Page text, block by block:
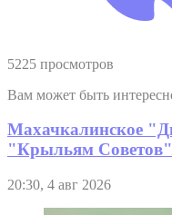
5225 просмотров
Вам может быть
Махачкалинское
"Крыльям Советов"
20:30, 4 авг 2026